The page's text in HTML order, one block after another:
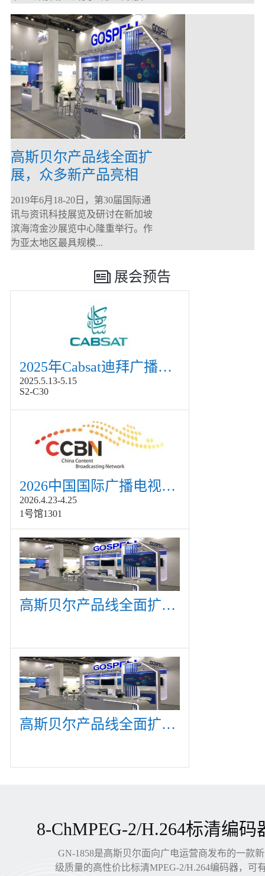
高斯贝尔产品线全面扩
展，众多新产品亮相
CommunicAsia 2019
2019年6月18-20日，第30届国际通
讯与资讯科技展览及研讨在新加坡
滨海湾金沙展览中心隆重举行。作
为亚太地区最具规模...
展会预告
2025年Cabsat迪拜广播电视展
2025.5.13-5.15
S2-C30
2026中国国际广播电视信息网络展览会展
2026.4.23-4.25
1号馆1301
高斯贝尔产品线全面扩展，众多新产品亮相CommunicAsia 2019
高斯贝尔产品线全面扩展，众多新产品亮相CommunicAsia 2019
8-ChMPEG-2/H.264标清编码
GN-1858是高斯贝尔面向广电运营商发布的一款
级质量的高性价比标清MPEG-2/H.264编码器，可